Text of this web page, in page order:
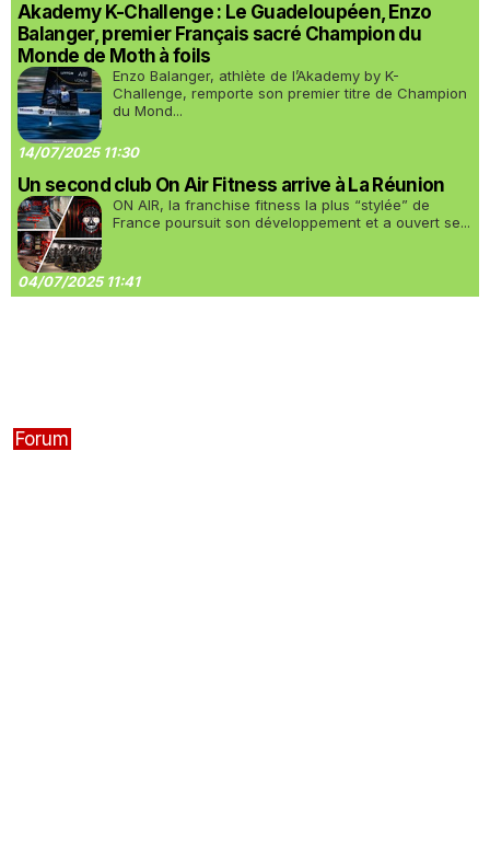
Akademy K-Challenge : Le Guadeloupéen, Enzo
Balanger, premier Français sacré Champion du
Monde de Moth à foils
Enzo Balanger, athlète de l’Akademy by K-
Challenge, remporte son premier titre de Champion
du Mond...
14/07/2025 11:30
Un second club On Air Fitness arrive à La Réunion
ON AIR, la franchise fitness la plus “stylée” de
France poursuit son développement et a ouvert se...
04/07/2025 11:41
Forum